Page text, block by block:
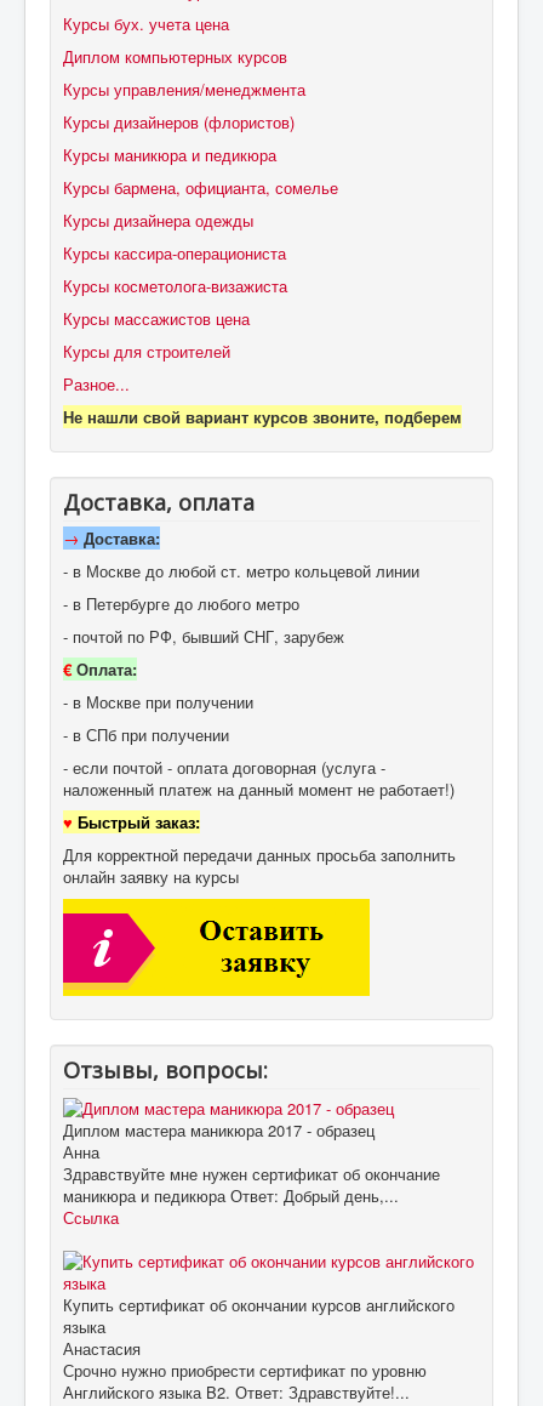
Курсы бух. учета цена
Диплом компьютерных курсов
Курсы управления/менеджмента
Курсы дизайнеров (флористов)
Курсы маникюра и педикюра
Курсы бармена, официанта, сомелье
Курсы дизайнера одежды
Курсы кассира-операциониста
Курсы косметолога-визажиста
Курсы массажистов цена
Курсы для строителей
Разное...
Не нашли свой вариант курсов звоните, подберем
Доставка, оплата
→ Доставка:
- в Москве до любой ст. метро кольцевой линии
- в Петербурге до любого метро
- почтой по РФ, бывший СНГ, зарубеж
€Оплата:
- в Москве при получении
- в СПб при получении
- если почтой - оплата договорная (услуга -
наложенный платеж на данный момент не работает!)
♥ Быстрый заказ:
Для корректной передачи данных просьба заполнить
онлайн заявку на курсы
Отзывы, вопросы:
Диплом мастера маникюра 2017 - образец
Анна
Здравствуйте мне нужен сертификат об окончание
маникюра и педикюра Ответ: Добрый день,...
Ссылка
Купить сертификат об окончании курсов английского
языка
Анастасия
Срочно нужно приобрести сертификат по уровню
Английского языка B2. Ответ: Здравствуйте!...